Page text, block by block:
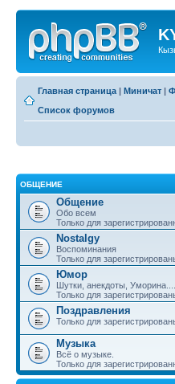
Главная страница | Миничат |
Список форумов
ОБЩЕНИЕ
Общение
Обо всем
Только для
Nostalgy
Воспоминания
Только для
Юмор
Шутки, анекдоты, Уморина....
Только для
Поздравления
Только для
Музыка
Всё о музыке.
Только для